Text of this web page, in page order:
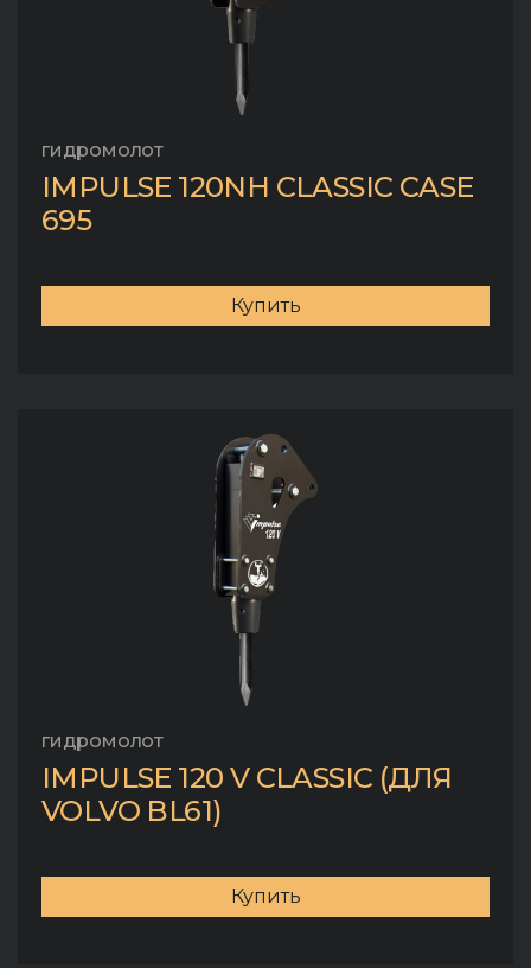
гидромолот
IMPULSE 120NH CLASSIC CASE
695
Купить
гидромолот
IMPULSE 120 V CLASSIC (ДЛЯ
VOLVO BL61)
Купить